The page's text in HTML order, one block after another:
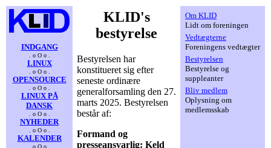
INDGANG
. o O o .
LINUX
. o O o .
OPENSOURCE
. o O o .
LINUX PÅ
DANSK
. o O o .
NYHEDER
. o O o .
KALENDER
. o O o .
KLID's
bestyrelse
Bestyrelsen har
konstitueret sig efter
seneste ordinære
generalforsamling den 27.
marts 2025. Bestyrelsen
består af:
Formand og
presseansvarlig: Keld
Om KLID
Lidt om foreningen
Vedtægterne
Foreningens vedtægter
Bestyrelsen
Bestyrelse og
suppleanter
Bliv medlem
Oplysning om
medlemsskab